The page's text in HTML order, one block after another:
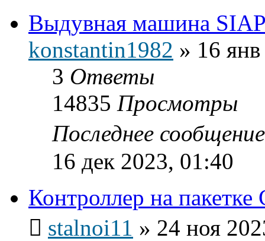
Выдувная машина
konstantin1982 » 16
3 Ответы
14835 Просмотры
Последнее
16 дек 2023, 01:40
Контроллер на пакетке
stalnoi11 » 24 ноя